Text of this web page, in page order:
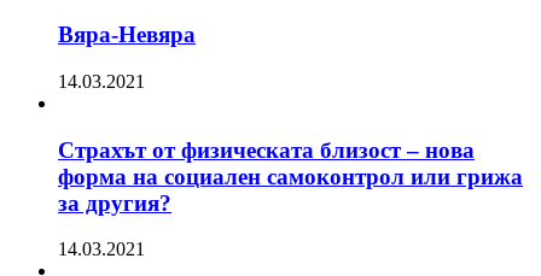
Вяра-Невяра
14.03.2021
Страхът от физическата близост – нова
форма на социален самоконтрол или грижа
за другия?
14.03.2021